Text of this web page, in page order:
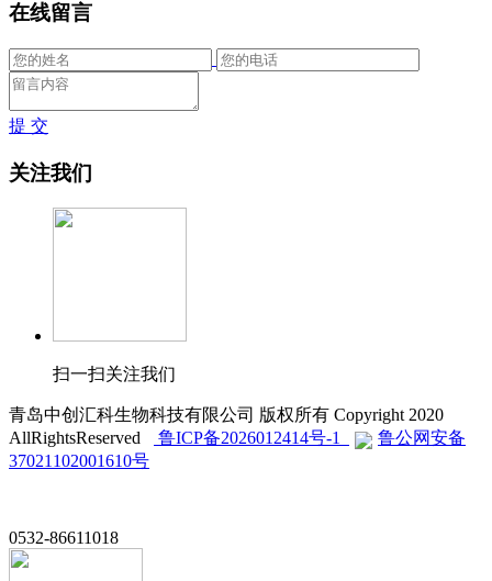
在线留言
提 交
关注我们
扫一扫关注我们
青岛中创汇科生物科技有限公司 版权所有 Copyright 2020
AllRightsReserved
鲁ICP备2026012414号-1
鲁公网安备
37021102001610号
0532-86611018